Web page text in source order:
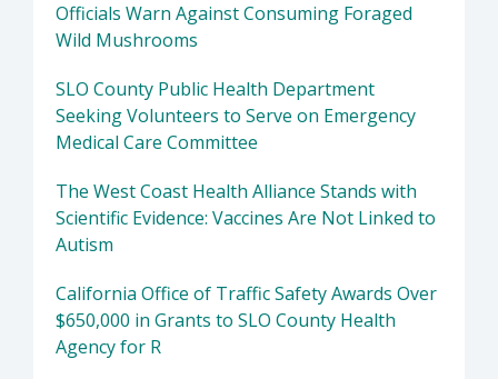
Officials Warn Against Consuming Foraged
Wild Mushrooms
SLO County Public Health Department
Seeking Volunteers to Serve on Emergency
Medical Care Committee
The West Coast Health Alliance Stands with
Scientific Evidence: Vaccines Are Not Linked to
Autism
California Office of Traffic Safety Awards Over
$650,000 in Grants to SLO County Health
Agency for R